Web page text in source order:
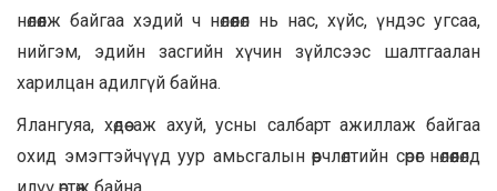
нөлөөлж байгаа хэдий ч нөлөөлөл нь нас, хүйс, үндэс угсаа,
нийгэм, эдийн засгийн хүчин зүйлсээс шалтгаалан
харилцан адилгүй байна.
Ялангуяа, хөдөө аж ахуй, усны салбарт ажиллаж байгаа
охид эмэгтэйчүүд уур амьсгалын өөрчлөлтийн сөрөг нөлөөлөлд